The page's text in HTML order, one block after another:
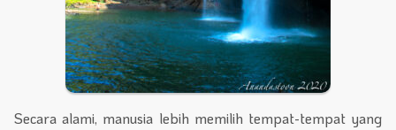
Secara alami, manusia lebih memilih tempat-tempat yang